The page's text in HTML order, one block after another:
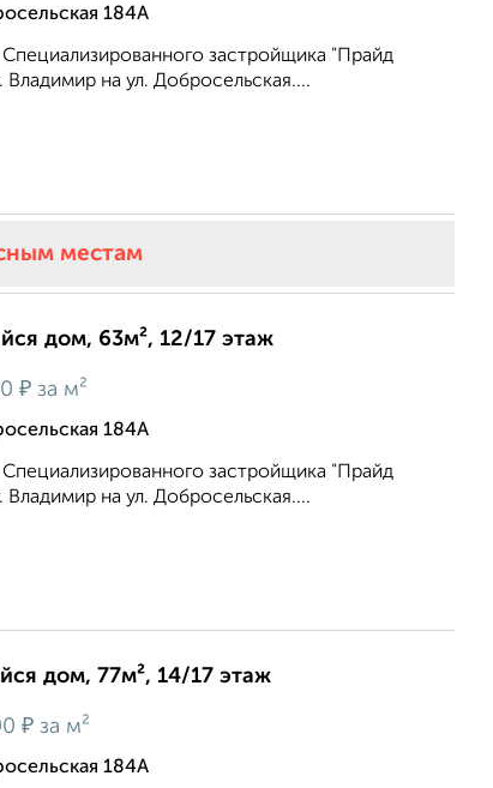
184А
застройщика "Прайд
на ул. Добросельская....
местам
дом, 63м², 12/17 этаж
₽ за м²
184А
застройщика "Прайд
на ул. Добросельская....
дом, 77м², 14/17 этаж
₽ за м²
184А